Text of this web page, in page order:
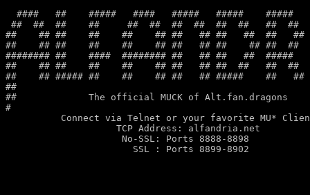
####   ##    #####   ####   #####   #####    #####
##  ##  ##    ##     ##  ##  ##  ##  ##  ##   ##  ##
##    ## ##    ##    ##    ## ##   ## ##   ##  ##   ##
##    ## ##    ##    ##    ## ##   ## ##    ## ##  ##
######## ##    ####  ######## ##   ## ##   ##  #####
##    ## ##    ##    ##    ## ##   ## ##  ##   ##  ##
##    ## ##### ##    ##    ## ##   ## #####    ##   ##
##
##             The official MUCK of Alt.fan.dragons
#
Connect via Telnet or your favorite
                    TCP Address: alfandria.net
                     No-SSL: Ports 8888-8898